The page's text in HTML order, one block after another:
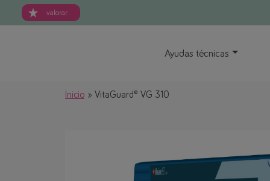
valorar
Ayudas técnicas
Inicio VitaGuard® VG 310